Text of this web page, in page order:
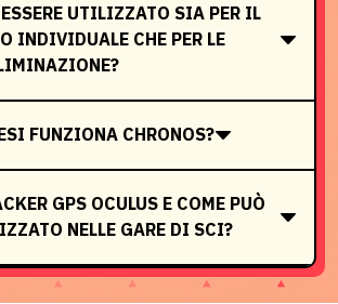
UTILIZZATO SIA PER IL
INDIVIDUALE CHE PER LE
FUNZIONA CHRONOS?
GPS OCULUS E COME PUÒ
NELLE GARE DI SCI?